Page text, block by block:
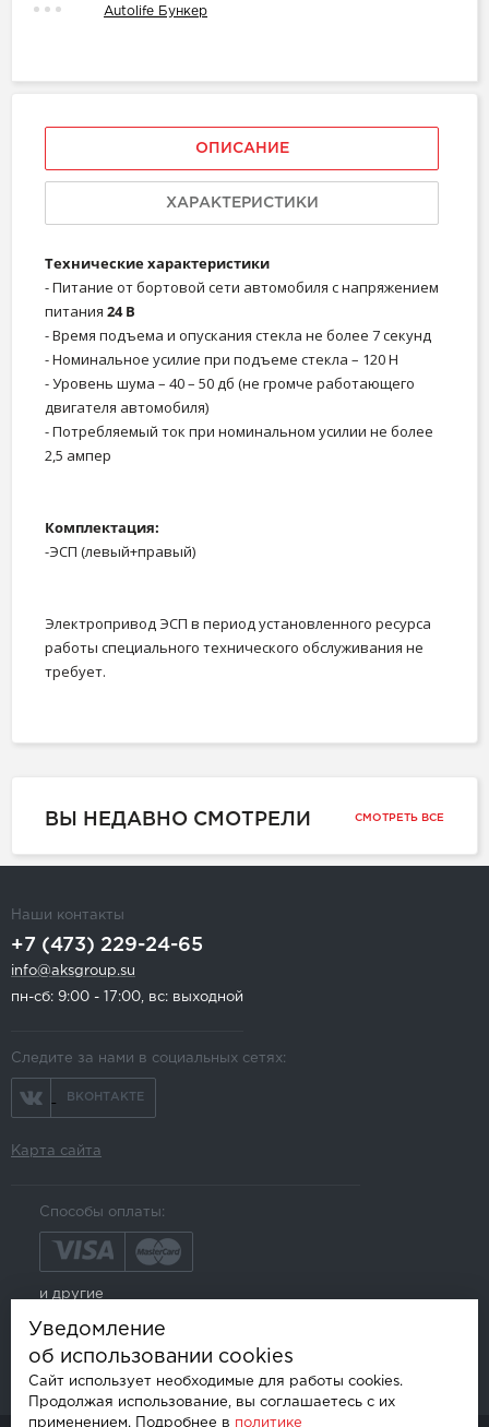
Autolife Бункер
ОПИСАНИЕ
ХАРАКТЕРИСТИКИ
Технические характеристики
- Питание от бортовой сети автомобиля с напряжением
питания 24 В
- Время подъема и опускания стекла не более 7 секунд
- Номинальное усилие при подъеме стекла – 120 Н
- Уровень шума – 40 – 50 дб (не громче работающего
двигателя автомобиля)
- Потребляемый ток при номинальном усилии не более
2,5 ампер
Комплектация:
-ЭСП (левый+правый)
Электропривод ЭСП в период установленного ресурса
работы специального технического обслуживания не
требует.
ВЫ НЕДАВНО СМОТРЕЛИ СМОТРЕТЬ ВСЕ
Наши контакты
+7 (473) 229-24-65
info@aksgroup.su
пн-сб: 9:00 - 17:00, вс: выходной
Следите за нами в социальных сетях:
ВКОНТАКТЕ
Карта сайта
Способы оплаты:
и другие
Уведомление
об использовании cookies
Сайт использует необходимые для работы cookies.
Продолжая использование, вы соглашаетесь с их
применением. Подробнее в политике